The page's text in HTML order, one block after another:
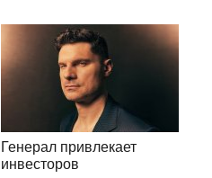
Генерал привлекает
инвесторов